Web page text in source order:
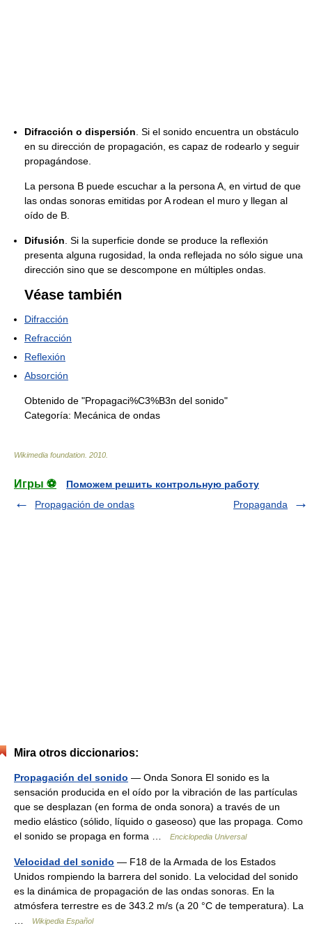
Difracción o dispersión. Si el sonido encuentra un obstáculo
en su dirección de propagación, es capaz de rodearlo y seguir
propagándose.
La persona B puede escuchar a la persona A, en virtud de que
las ondas sonoras emitidas por A rodean el muro y llegan al
oído de B.
Difusión. Si la superficie donde se produce la reflexión
presenta alguna rugosidad, la onda reflejada no sólo sigue una
dirección sino que se descompone en múltiples ondas.
Véase también
Difracción
Refracción
Reflexión
Absorción
Obtenido de "Propagaci%C3%B3n del sonido"
Categoría: Mecánica de ondas
Wikimedia foundation. 2010.
Игры ⚽
Поможем решить контрольную работу
Propagación de ondas
Propaganda
Mira otros diccionarios:
Propagación del sonido — Onda Sonora El sonido es la
sensación producida en el oído por la vibración de las partículas
que se desplazan (en forma de onda sonora) a través de un
medio elástico (sólido, líquido o gaseoso) que las propaga. Como
el sonido se propaga en forma …
Enciclopedia Universal
Velocidad del sonido — F18 de la Armada de los Estados
Unidos rompiendo la barrera del sonido. La velocidad del sonido
es la dinámica de propagación de las ondas sonoras. En la
atmósfera terrestre es de 343.2 m/s (a 20 °C de temperatura). La
…
Wikipedia Español